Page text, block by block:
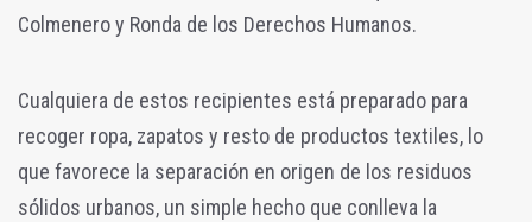
Colmenero y Ronda de los Derechos Humanos.
Cualquiera de estos recipientes está preparado para
recoger ropa, zapatos y resto de productos textiles, lo
que favorece la separación en origen de los residuos
sólidos urbanos, un simple hecho que conlleva la